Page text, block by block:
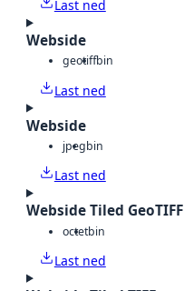
Last ned
Webside
geotiffbin
Last ned
Webside
jpegbin
Last ned
Webside Tiled GeoTIFF
octetbin
Last ned